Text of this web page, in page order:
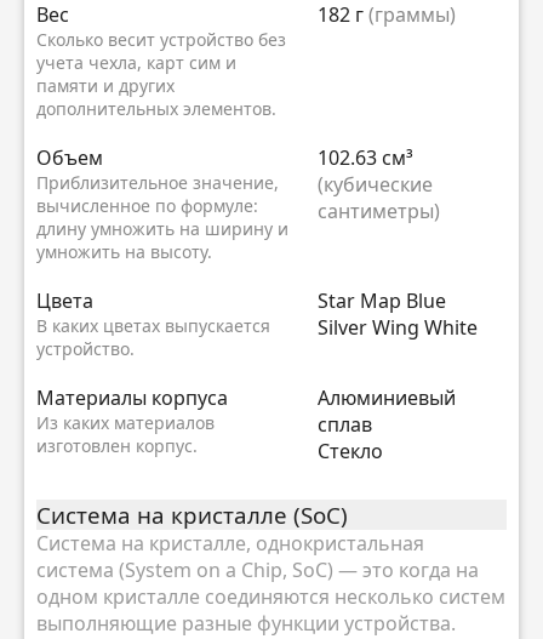
Вес
Сколько весит устройство без
учета чехла, карт сим и
памяти и других
дополнительных элементов.
182 г(граммы)
Объем
Приблизительное значение,
вычисленное по формуле:
длину умножить на ширину и
умножить на высоту.
102.63 см³
(кубические
сантиметры)
Цвета
В каких цветах выпускается
устройство.
Star Map Blue
Silver Wing White
Материалы корпуса
Из каких материалов
изготовлен корпус.
Алюминиевый
сплав
Стекло
Система на кристалле (SoC)
Система на кристалле, однокристальная
система (System on a Chip, SoC) — это когда на
одном кристалле соединяются несколько систем
выполняющие разные функции устройства.